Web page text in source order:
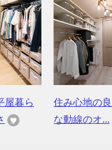
屋暮ら
住み心地の
な動線のオ...